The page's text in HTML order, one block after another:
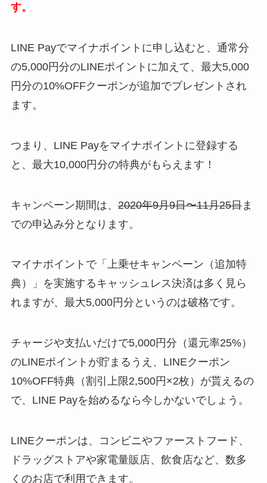
す。
LINE Payでマイナポイントに申し込むと、通常分
の5,000円分のLINEポイントに加えて、 最大5,000
円分の10%OFFクーポンが追加でプレゼントされ
ます。
つまり、LINE Payをマイナポイントに登録する
と、 最大10,000円分の特典がもらえます！
キャンペーン期間は、2020年9月9日〜11月25日ま
での申込み分となります。
マイナポイントで「上乗せキャンペーン（追加特
典）」を実施するキャッシュレス決済は多く見ら
れますが、最大5,000円分というのは破格です。
チャージや支払いだけで5,000円分（還元率25%）
のLINEポイントが貯まるうえ、LINEクーポン
10%OFF特典（割引上限2,500円×2枚）が貰えるの
で、LINE Payを始めるなら今しかないでしょう。
LINEクーポンは、コンビニやファーストフード、
ドラッグストアや家電量販店、飲食店など、数多
くのお店で利用できます。